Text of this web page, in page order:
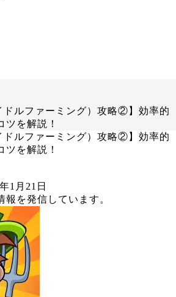
ドルファーミング）攻略②】効率的
ツを解説！
ドルファーミング）攻略②】効率的
ツを解説！
1月21日
を発信しています。